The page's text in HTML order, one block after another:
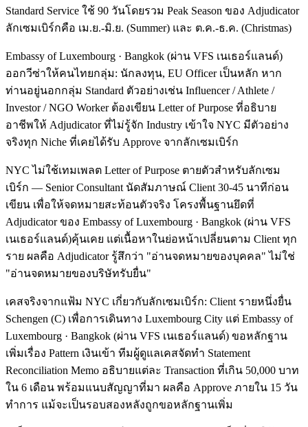
Standard Service ใช้ 90 วันโดยรวม Peak Season ของ Adjudicator
ลักเซมเบิร์กคือ เม.ย.-มิ.ย. (Summer) และ ต.ค.-ธ.ค. (Christmas)
Embassy of Luxembourg · Bangkok (ผ่าน VFS เนเธอร์แลนด์)
ออกวีซ่าให้คนไทยกลุ่ม: นักลงทุน, EU Officer เป็นหลัก หาก
ท่านอยู่นอกกลุ่ม Standard ตัวอย่างเช่น Influencer / Athlete /
Investor / NGO Worker ต้องเขียน Letter of Purpose ที่อธิบาย
อาชีพให้ Adjudicator ที่ไม่รู้จัก Industry เข้าใจ NYC มีตัวอย่าง
จริงทุก Niche ที่เคยได้รับ Approve จากลักเซมเบิร์ก
NYC ไม่ใช้เทมเพลต Letter of Purpose ตายตัวสำหรับลักเซม
เบิร์ก — Senior Consultant นัดสัมภาษณ์ Client 30-45 นาทีก่อน
เขียน เพื่อให้จดหมายสะท้อนตัวจริง โครงพื้นฐานยึดที่
Adjudicator ของ Embassy of Luxembourg · Bangkok (ผ่าน VFS
เนเธอร์แลนด์)คุ้นเคย แต่เนื้อหาในย่อหน้าเปลี่ยนตาม Client ทุก
ราย ผลคือ Adjudicator รู้สึกว่า "อ่านจดหมายของบุคคล" ไม่ใช่
"อ่านจดหมายของบริษัทรับยื่น"
เคสจริงจากแฟ้ม NYC เกี่ยวกับลักเซมเบิร์ก: Client รายหนึ่งยื่น
Schengen (C) เพื่อการเดินทาง Luxembourg City แต่ Embassy of
Luxembourg · Bangkok (ผ่าน VFS เนเธอร์แลนด์) ขอหลักฐาน
เพิ่มเรื่อง Pattern เงินเข้า ทีมผู้ดูแลเคสจัดทำ Statement
Reconciliation Memo อธิบายแต่ละ Transaction ที่เกิน 50,000 บาท
ใน 6 เดือน พร้อมแนบสัญญาที่มา ผลคือ Approve ภายใน 15 วัน
ทำการ แม้จะเป็นรอบสองหลังถูกขอหลักฐานเพิ่ม